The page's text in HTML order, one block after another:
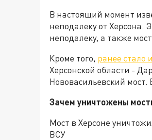
В настоящий момент
неподалеку от Херсона.
неподалеку, а также
Кроме того, ранее стало
Херсонской области -
Нововасильевский
Зачем уничтожены
Мост в Херсоне
ВСУ